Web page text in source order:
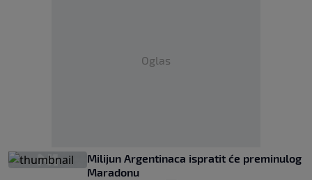
Oglas
Milijun Argentinaca ispratit će preminulog
Maradonu